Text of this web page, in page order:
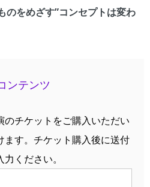
のをめざす”コンセプトは変わ
ンテンツ
のチケットをご購入いただい
ます。チケット購入後に送付
ください。